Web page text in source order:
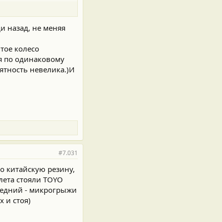
назад, не меняя
колесо
по одинаковому
невелика.)И
#7.031
китайскую резину,
стояли TOYO
- микрогрыжи
и стоя)